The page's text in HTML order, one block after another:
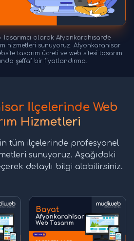
olarak Afyonkarahisar'de
hizmetleri sunuyoruz. Afyonkarahisar
tasarım ücreti ve web sitesi tasarım
şeffaf bir fiyatlandırma.
İlçelerinde Web
Hizmetleri
tüm ilçelerinde profesyonel
sunuyoruz. Aşağıdaki
detaylı bilgi alabilirsiniz.